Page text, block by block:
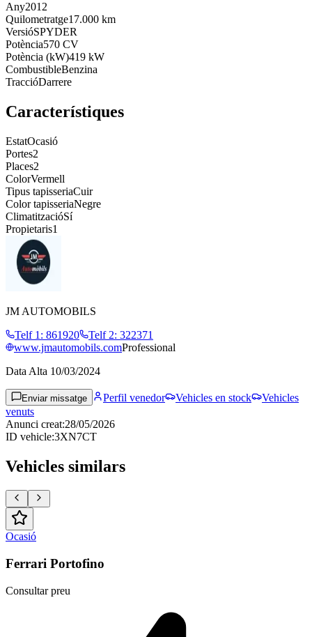
Any2012
Quilometratge17.000 km
VersióSPYDER
Potència570 CV
Potència (kW)419 kW
CombustibleBenzina
TraccióDarrere
Característiques
EstatOcasió
Portes2
Places2
ColorVermell
Tipus tapisseriaCuir
Color tapisseriaNegre
ClimatitzacióSí
Propietaris1
JM AUTOMOBILS
Telf 1 : 861920 Telf 2: 322371
www.jmautomobils.comProfessional
Data Alta 10/03/2024
Enviar missatge Perfil venedor Vehicles en stock
Vehicles
venuts
Anunci creat:28/05/2026
ID vehicle:3XN7CT
Vehicles similars
Ocasió
Ferrari Portofino
Consultar preu